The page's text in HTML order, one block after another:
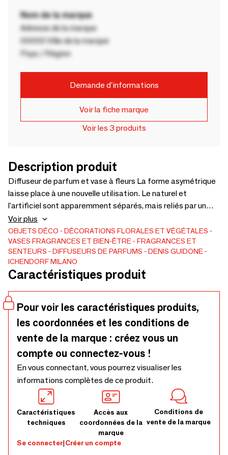
Nom de la marque
Adresse de la marque
00000 Ville de la marque
Pays / Région
Demande d'informations
Voir la fiche marque
Voir les 3 produits
Description produit
Diffuseur de parfum et vase à fleurs La forme asymétrique
laisse place à une nouvelle utilisation. Le naturel et
l'artificiel sont apparemment séparés, mais reliés par un
appel à la composition. Un ikebana. Denis Guidone s'inspire
de la culture japonaise. La collection est faite de verre
borosilicaté, travaillé à la main.
Voir plus
OBJETS DÉCO
DÉCORATIONS FLORALES ET VÉGÉTALES
VASES FRAGRANCES ET BIEN-ÊTRE
FRAGRANCES ET
SENTEURS
DIFFUSEURS DE PARFUMS
DENIS GUIDONE
ICHENDORF MILANO
Caractéristiques produit
Pour voir les caractéristiques produits,
les coordonnées et les conditions de
vente de la marque : créez vous un
compte ou connectez-vous !
En vous connectant, vous pourrez visualiser les
informations complètes de ce produit.
Caractéristiques
techniques
Accès aux
coordonnées de la
marque
Conditions de
vente de la marque
Se connecter|Créer un compte